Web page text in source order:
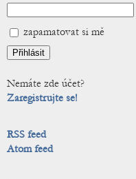
zapamatovat si mě
Nemáte zde účet?
Zaregistrujte se!
RSS feed
Atom feed